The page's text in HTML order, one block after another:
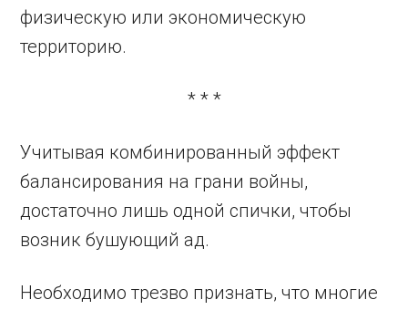
физическую или экономическую
территорию.
* * *
Учитывая комбинированный эффект
балансирования на грани войны,
достаточно лишь одной спички, чтобы
возник бушующий ад.
Необходимо трезво признать, что многие